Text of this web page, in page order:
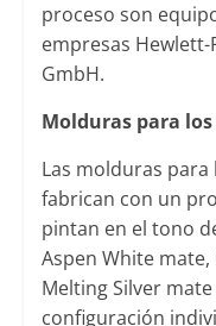
proceso son
empresas Hewlett-
GmbH.
Molduras para
Las molduras
fabrican con un
pintan en el tono
Aspen White mate,
Melting Silver
configuración